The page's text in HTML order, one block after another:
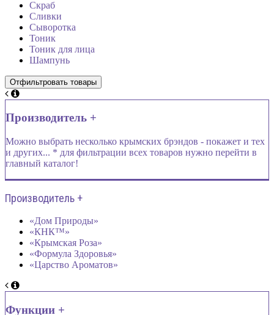
Скраб
Сливки
Сыворотка
Тоник
Тоник для лица
Шампунь
Производитель +
Можно выбрать несколько крымских брэндов - покажет и тех
и других... * для фильтрации всех товаров нужно перейти в
главный каталог!
Производитель +
«Дом Природы»
«КНК™»
«Крымская Роза»
«Формула Здоровья»
«Царство Ароматов»
Функции +